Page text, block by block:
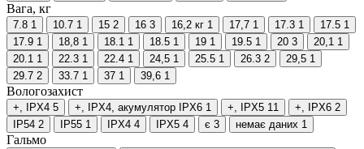
Вага, кг
7.8 1 10.7 1 15 2 16 3 16,2 кг 1 17,7 1 17.3 1 17.5 1
17.9 1 18,8 1 18.1 1 18.5 1 19 1 19.5 1 20 3 20,1 1
20.1 1 22.3 1 22.4 1 24,5 1 25.5 1 26.3 2 29,5 1
29.7 2 33.7 1 37 1 39,6 1
Вологозахист
+, IPX4 5 +, IPX4, акумулятор IPX6 1 +, IPX5 11 +, IPX6 2
IP54 2 IP55 1 IPX4 4 IPX5 4 є 3 немає даних 1
Гальмо